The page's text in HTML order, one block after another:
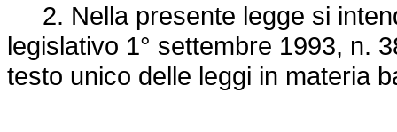
2. Nella presente legge si
legislativo 1° settembre 1993, n.
testo unico delle leggi in materia